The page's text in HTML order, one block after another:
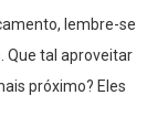
lembre-se
Que tal aproveitar
próximo? Eles